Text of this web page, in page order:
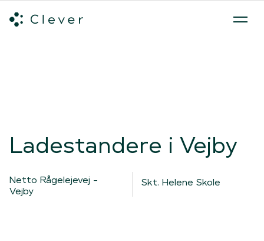
Ladestandere i Vejby
Netto Rågelejevej -
Vejby
Skt. Helene Skole